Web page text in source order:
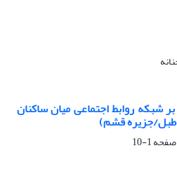
روابط اجتماعی میان ساکنان
طبل/جزیره قشم)
1-10